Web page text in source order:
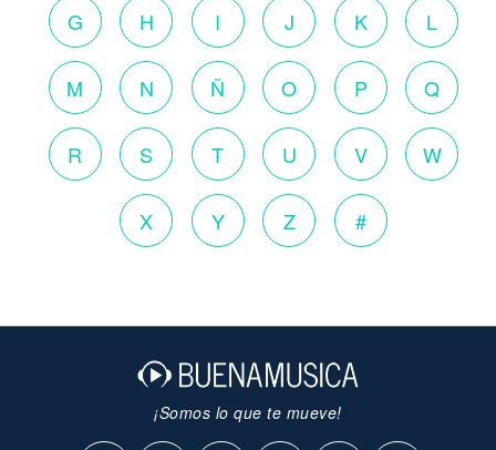
G H I J K L
M N Ñ O P Q
R S T U V W
X Y Z #
¡Somos lo que te mueve!